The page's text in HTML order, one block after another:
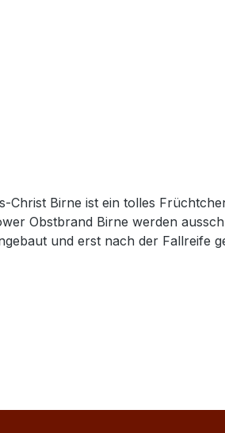
Birne ist ein tolles
Obstbrand Birne werden
und erst nach der Fallreife